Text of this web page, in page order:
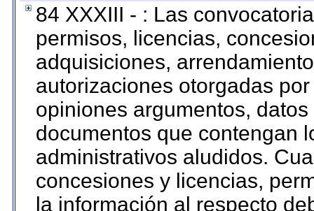
84 XXXIII - : Las
permisos, licencias,
adquisiciones,
autorizaciones otorgadas
opiniones argumentos,
documentos que contengan
administrativos aludidos.
concesiones y licencias,
la información al respecto